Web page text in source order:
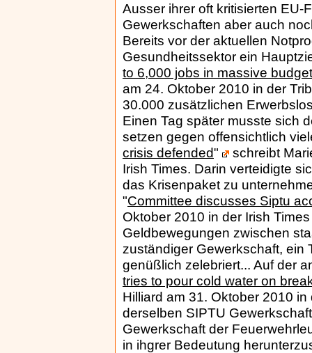
Ausser ihrer oft kritisierten
Gewerkschaften aber auch
Bereits vor der aktuellen
Gesundheitssektor ein
to 6,000 jobs in massive
am 24. Oktober 2010 in der
30.000 zusätzlichen
Einen Tag später musste sich
setzen gegen offensichtlich
crisis defended"
schreibt
Irish Times. Darin verteidigte
das Krisenpaket zu
"Committee discusses Siptu
Oktober 2010 in der Irish
Geldbewegungen zwischen
zuständiger Gewerkschaft, ein
genüßlich zelebriert... Auf der
tries to pour cold water on
Hilliard am 31. Oktober 2010
derselben SIPTU
Gewerkschaft der
in ihgrer Bedeutung